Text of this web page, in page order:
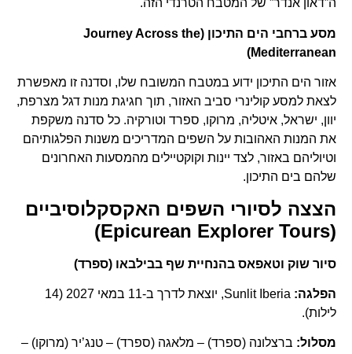
ה”דאון אנדר” של המטבח הטרנדי הזה.
מסע ברחבי הים התיכון (Journey Across the
Mediterranean)
אזור הים התיכון ידוע במטבח המשובח שלו, וסדנה זו מאפשרת
לצאת למסע קולינרי סביב האזור, תוך חגיגת מנות דגל מצרפת,
יוון, ישראל, איטליה, מרוקו, ספרד וטורקיה. כל סדנה משקפת
את המנות האהובות על השפים המדריכים משנות הפלגותיהם
וטיוליהם באזור, לצד יינות וקוקטיילים מהמסעות האחרונים
שלהם בים התיכון.
הצצה לסיורי השפים האקסקלוסיביים
(Epicurean Explorer Tours)
סיור שוק וטאפאס בהנחיית שף בבילבאו (ספרד)
הפלגה:
Sunlit Iberia, יוצאת לדרך ב-11 במאי 2027 (14
לילות).
מסלול: ברצלונה (ספרד) – מלאגה (ספרד) – טנג’יר (מרוקו) –